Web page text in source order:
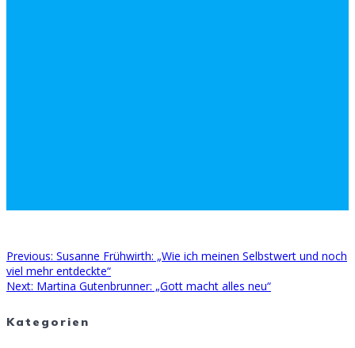
Beitragsnavigation
Previous: Previous
post:
Susanne Frühwirth: „Wie ich meinen Selbstwert und noch
viel mehr entdeckte“
Next: Next
Martina Gutenbrunner: „Gott macht alles neu“
Kategorien